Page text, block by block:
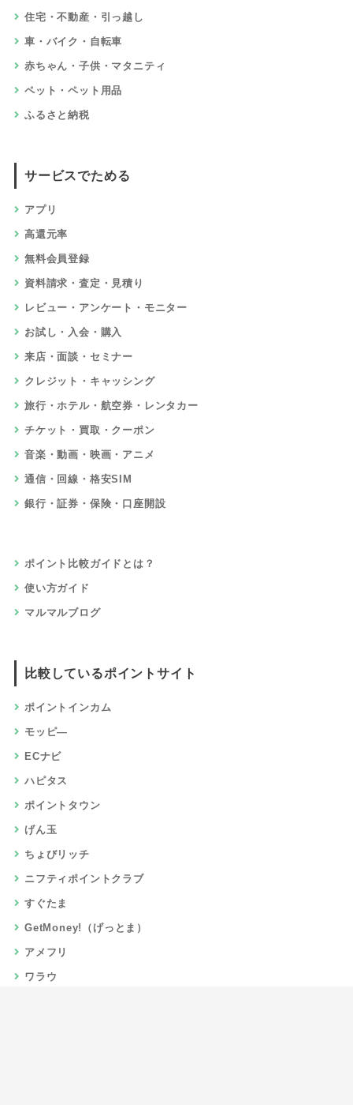
住宅・不動産・引っ越し
車・バイク・自転車
赤ちゃん・子供・マタニティ
ペット・ペット用品
ふるさと納税
サービスでためる
アプリ
高還元率
無料会員登録
資料請求・査定・見積り
レビュー・アンケート・モニター
お試し・入会・購入
来店・面談・セミナー
クレジット・キャッシング
旅行・ホテル・航空券・レンタカー
チケット・買取・クーポン
音楽・動画・映画・アニメ
通信・回線・格安SIM
銀行・証券・保険・口座開設
ポイント比較ガイドとは？
使い方ガイド
マルマルブログ
比較しているポイントサイト
ポイントインカム
モッピ―
ECナビ
ハピタス
ポイントタウン
げん玉
ちょびリッチ
ニフティポイントクラブ
すぐたま
GetMoney!（げっとま）
アメフリ
ワラウ